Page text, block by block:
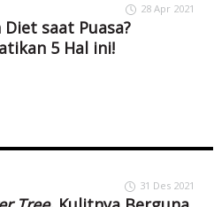
28 Apr 2021
Diet saat Puasa?
5 Hal ini!
31 Des 2021